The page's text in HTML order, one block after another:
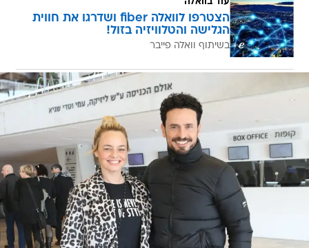
עוד בוואלה
הצטרפו לוואלה fiber ושדרגו את חווית
הגלישה והטלוויזיה בזול!
בשיתוף וואלה פייבר